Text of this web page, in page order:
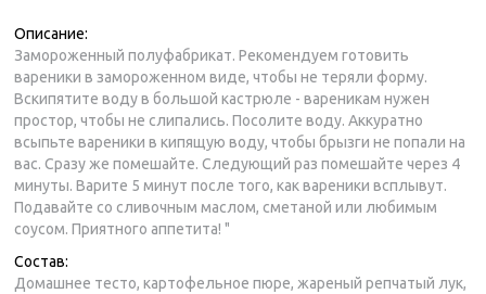
Описание:
Замороженный полуфабрикат. Рекомендуем готовить
вареники в замороженном виде, чтобы не теряли форму.
Вскипятите воду в большой кастрюле - вареникам нужен
простор, чтобы не слипались. Посолите воду. Аккуратно
всыпьте вареники в кипящую воду, чтобы брызги не попали на
вас. Сразу же помешайте. Следующий раз помешайте через 4
минуты. Варите 5 минут после того, как вареники всплывут.
Подавайте со сливочным маслом, сметаной или любимым
соусом. Приятного аппетита! "
Состав:
Домашнее тесто, картофельное пюре, жареный репчатый лук,